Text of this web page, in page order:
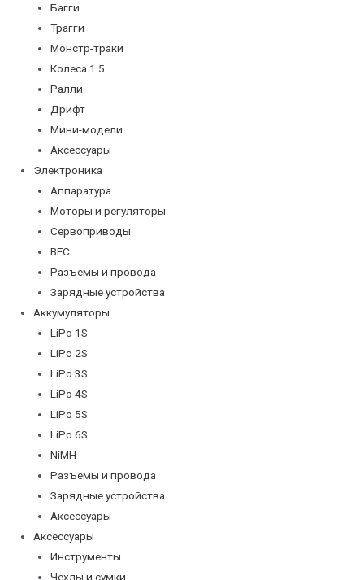
Багги
Трагги
Монстр-траки
Колеса 1:5
Ралли
Дрифт
Мини-модели
Аксессуары
Электроника
Аппаратура
Моторы и регуляторы
Сервоприводы
BEC
Разъемы и провода
Зарядные устройства
Аккумуляторы
LiPo 1S
LiPo 2S
LiPo 3S
LiPo 4S
LiPo 5S
LiPo 6S
NiMH
Разъемы и провода
Зарядные устройства
Аксессуары
Аксессуары
Инструменты
Чехлы и сумки